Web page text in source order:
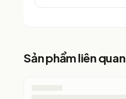
Sản phẩm liên quan